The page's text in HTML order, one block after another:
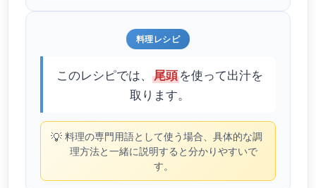
料理レシピ
このレシピでは、 尾頭を使って出汁を
取ります。
💡 料理の専門用語として使う場合、具体的な調
理方法と一緒に説明すると分かりやすいで
す。